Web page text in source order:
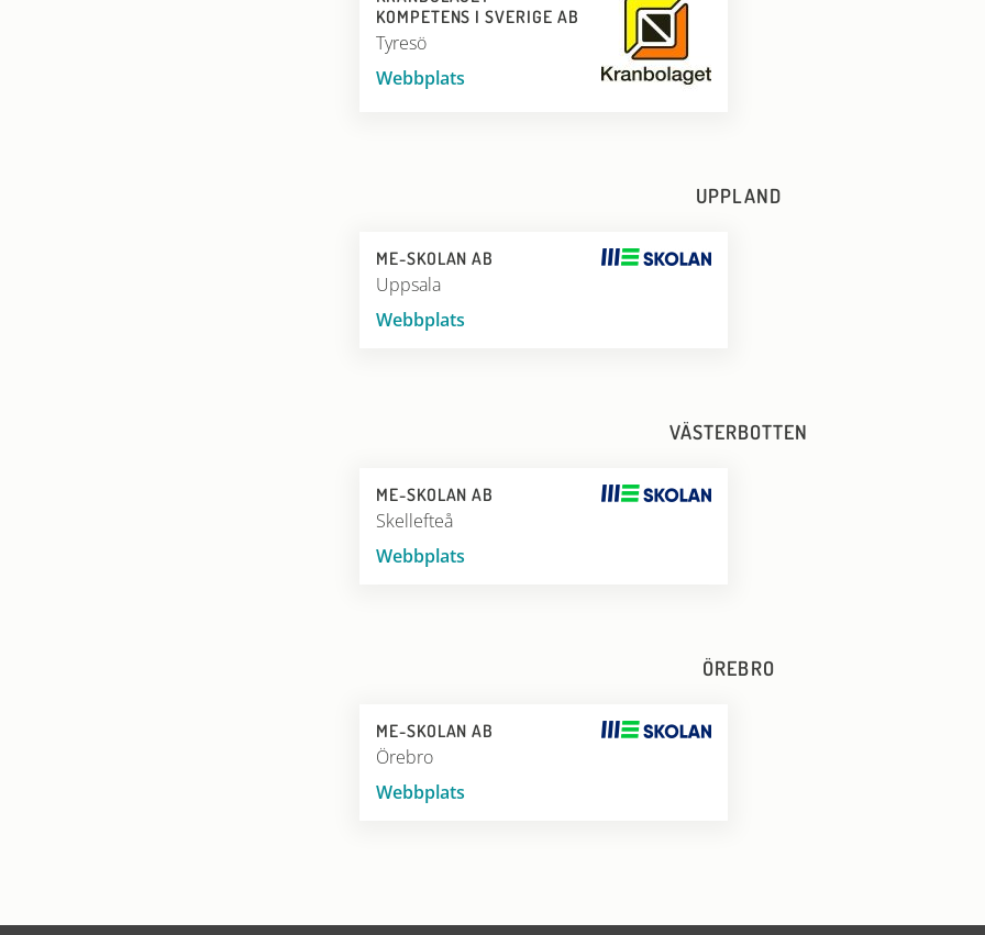
KOMPETENS I SVERIGE AB
Tyresö
Webbplats
UPPLAND
ME-SKOLAN AB
Uppsala
Webbplats
VÄSTERBOTTEN
ME-SKOLAN AB
Skellefteå
Webbplats
ÖREBRO
ME-SKOLAN AB
Örebro
Webbplats